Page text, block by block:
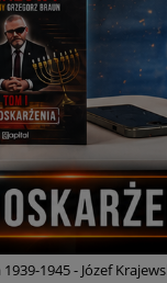
1945 - Józef